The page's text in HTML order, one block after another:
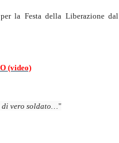
la Festa della Liberazione dal
(video)
vero soldato… "